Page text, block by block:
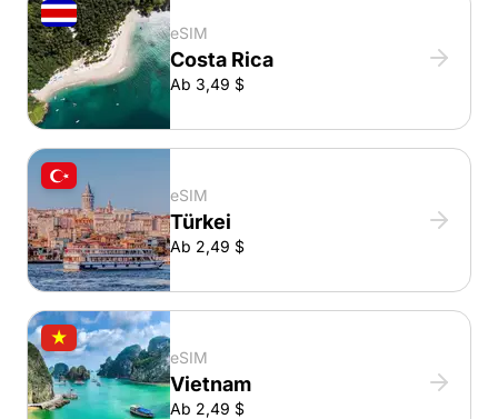
eSIM
Costa Rica
Ab 3,49 $
eSIM
Türkei
Ab 2,49 $
eSIM
Vietnam
Ab 2,49 $